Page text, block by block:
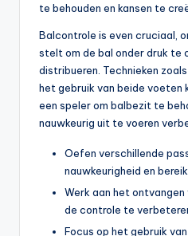
te behouden en kansen te
Balcontrole is even cruciaal,
stelt om de bal onder druk te
distribueren. Technieken
het gebruik van beide voeten
een speler om balbezit te
nauwkeurig uit te voeren
Oefen verschillende
nauwkeurigheid en
Werk aan het ontvangen
de controle te
Focus op het gebruik